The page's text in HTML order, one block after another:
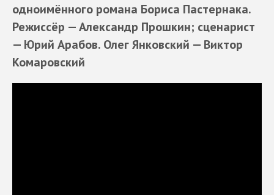
одноимённого романа Бориса Пастернака.
Режиссёр — Александр Прошкин; сценарист
— Юрий Арабов. Олег Янковский — Виктор
Комаровский